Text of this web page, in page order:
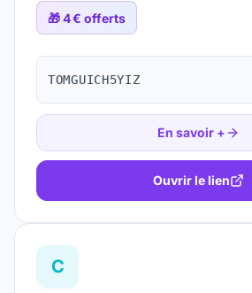
🎁4 € offerts
TOMGUICH5YIZ
En savoir +
Ouvrir le lien
C